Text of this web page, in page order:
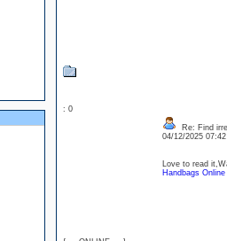
: 0
Re: Find
04/12/2025
Love to read
Handbags Online